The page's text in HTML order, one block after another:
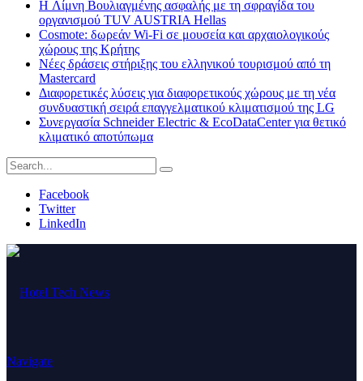
H Λίμνη Βουλιαγμένης ασφαλής με τη σφραγίδα του
οργανισμού TUV AUSTRIA Hellas
Cosmote: δωρεάν Wi-Fi σε μουσεία και αρχαιολογικούς
χώρους της Κρήτης
Νέες δράσεις στήριξης του ελληνικού τουρισμού από τη
Mastercard
Διαφορετικές λύσεις για διαφορετικούς χώρους με τη νέα
συνδυαστική σειρά επαγγελματικού κλιματισμού της LG
Συνεργασία Schneider Electric & EcoDataCenter για θετικό
κλιματικό αποτύπωμα
Facebook
Twitter
LinkedIn
Navigate